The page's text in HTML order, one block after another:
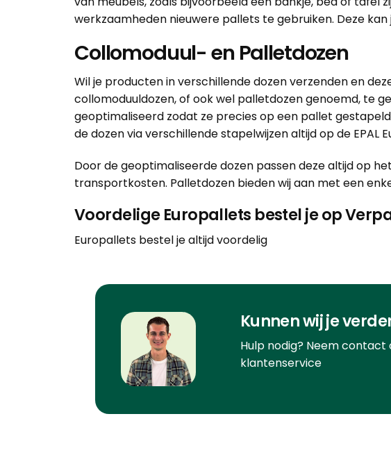
werkzaamheden nieuwere pallets te gebruiken. Deze
Collomoduul- en Palletdozen
Wil je producten in verschillende dozen verzenden en
collomoduuldozen, of ook wel palletdozen genoemd, te
geoptimaliseerd zodat ze precies op een pallet
de dozen via verschillende stapelwijzen altijd op de EPAL
Door de geoptimaliseerde dozen passen deze altijd op
transportkosten. Palletdozen bieden wij aan met een
Voordelige Europallets bestel je op
Europallets bestel je altijd voordelig
Kunnen wij je
Hulp nodig? Neem contact
klantenservice